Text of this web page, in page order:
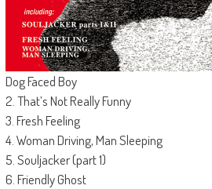
Dog Faced Boy
2. That’s Not Really Funny
3. Fresh Feeling
4. Woman Driving, Man Sleeping
5. Souljacker (part 1)
6. Friendly Ghost